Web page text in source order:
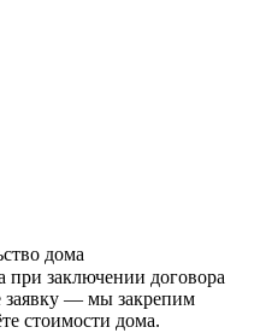
дома
при заключении договора
заявку — мы закрепим
стоимости дома.